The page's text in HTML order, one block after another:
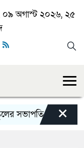
০৯ অগাস্ট ২০২৬, ২৫
হলেন গোবিন্দ
×